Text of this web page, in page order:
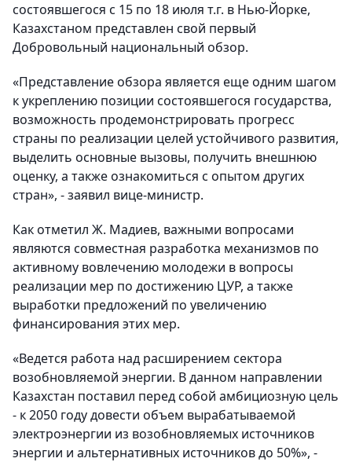
состоявшегося с 15 по 18 июля т.г. в Нью-Йорке,
Казахстаном представлен свой первый
Добровольный национальный обзор.
«Представление обзора является еще одним шагом
к укреплению позиции состоявшегося государства,
возможность продемонстрировать прогресс
страны по реализации целей устойчивого развития,
выделить основные вызовы, получить внешнюю
оценку, а также ознакомиться с опытом других
стран», - заявил вице-министр.
Как отметил Ж. Мадиев, важными вопросами
являются совместная разработка механизмов по
активному вовлечению молодежи в вопросы
реализации мер по достижению ЦУР, а также
выработки предложений по увеличению
финансирования этих мер.
«Ведется работа над расширением сектора
возобновляемой энергии. В данном направлении
Казахстан поставил перед собой амбициозную цель
- к 2050 году довести объем вырабатываемой
электроэнергии из возобновляемых источников
энергии и альтернативных источников до 50%», -